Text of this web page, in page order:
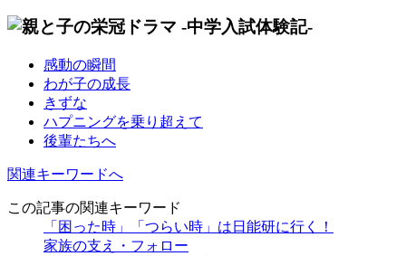
感動の瞬間
わが子の成長
きずな
ハプニングを乗り超えて
後輩たちへ
関連キーワードへ
この記事の関連キーワード
「困った時」「つらい時」は日能研に行く！
家族の支え・フォロー